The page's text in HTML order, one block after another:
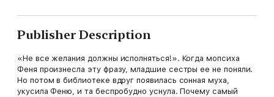
Publisher Description
«Не все желания должны исполняться!». Когда мопсиха
Феня произнесла эту фразу, младшие сестры ее не поняли.
Но потом в библиотеке вдруг появилась сонная муха,
укусила Феню, и та беспробудно уснула. Почему самый